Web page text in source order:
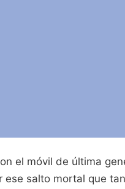
el móvil de última
ese salto mortal que